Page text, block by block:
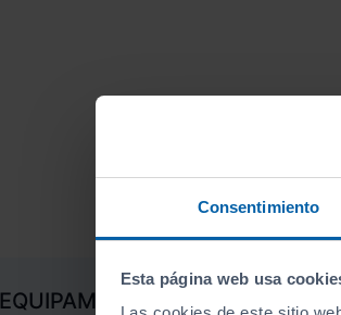
Consentimiento
Esta página web usa
EQUIPAMIENTO DE SERIE